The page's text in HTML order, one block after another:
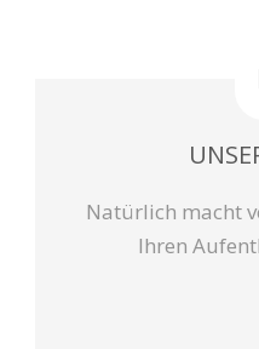
Natürlich macht
Ihren